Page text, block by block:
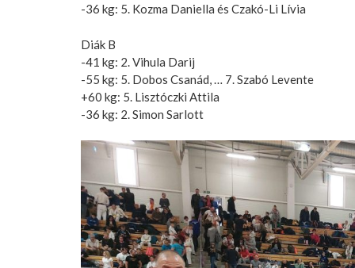
-36 kg: 5. Kozma Daniella és Czakó-Li Lívia
Diák B
-41 kg: 2. Vihula Darij
-55 kg: 5. Dobos Csanád, … 7. Szabó Levente
+60 kg: 5. Lisztóczki Attila
-36 kg: 2. Simon Sarlott